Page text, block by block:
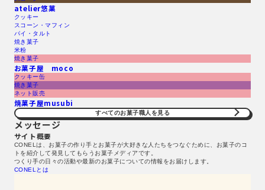
atelier悠菓
クッキー
スコーン・マフィン
パイ・タルト
焼き菓子
米粉
焼き菓子
お菓子屋 moco
クッキー缶
焼き菓子
ネット販売
焼菓子屋musubi
すべてのお菓子職人を見る​
メッセージ
サイト概要
CONELは、お菓子の作り手とお菓子が大好きな人たちをつなぐために、お菓子のコ
トを紹介して発見してもらうお菓子メディアです。
つくり手の日々の活動や最新のお菓子についての情報をお届けします。
CONELとは